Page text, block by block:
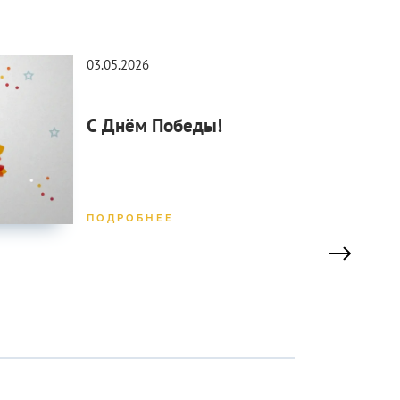
03.05.2026
С Днём Победы!
ПОДРОБНЕЕ